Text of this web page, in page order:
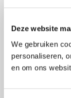
Deze website
We gebruiken
personaliseren,
en om ons